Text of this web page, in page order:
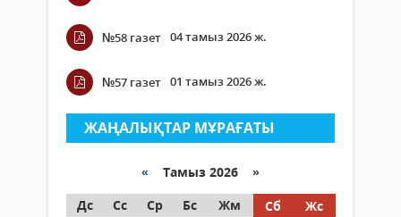
№58 газет 04 тамыз 2026 ж.
№57 газет 01 тамыз 2026 ж.
ЖАҢАЛЫҚТАР МҰРАҒАТЫ
« Тамыз 2026 »
Дс
Сс Ср Бс Жм Сб
Жс